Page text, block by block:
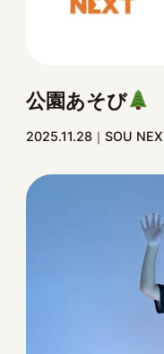
公園あそび
2025.11.28 SOU